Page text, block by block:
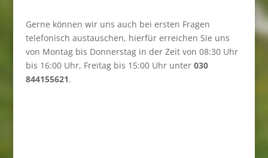
Gerne können wir uns auch bei ersten Fragen
telefonisch austauschen, hierfür erreichen Sie uns
von Montag bis Donnerstag in der Zeit von 08:30 Uhr
bis 16:00 Uhr, Freitag bis 15:00 Uhr unter 030
844155621.